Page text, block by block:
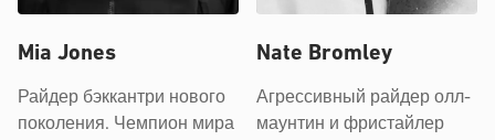
Mia Jones
Райдер бэккантри нового
поколения. Чемпион мира
Nate Bromley
Агрессивный райдер олл-
маунтин и фристайлер